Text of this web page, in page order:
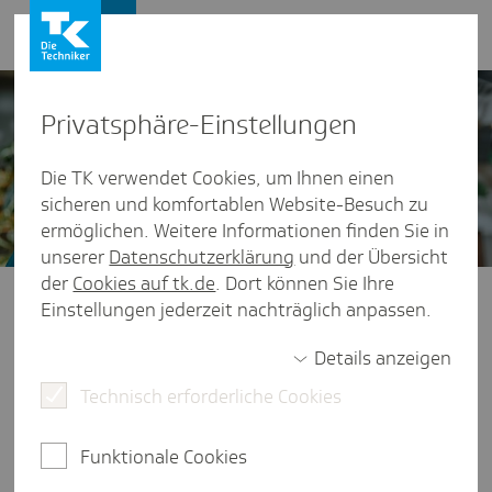
Ernäh­rungs­studie - Pres­se­kon­
fe­renz vom 29.11.2023
Deutschen legt Wert auf gesunde Ernährung. Eine
Presse und Politik / Veranstaltungen
Privat­sphäre-Einstel­lungen
Die TK verwendet Cookies, um Ihnen einen
sicheren und komfortablen Website-Besuch zu
ermöglichen. Weitere Informationen finden Sie in
unserer Datenschutzerklärung und der Übersicht
der Cookies auf tk.de. Dort können Sie Ihre
Einstellungen jederzeit nachträglich anpassen.
Details anzeigen
Technisch erforderliche Cookies
Funktionale Cookies